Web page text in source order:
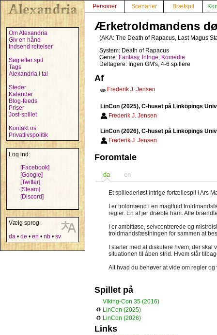
Om Alexandria
Giv en hånd
Indsend rettelser
Søg efter spil
Tags
Alexandria i tal
Steder
Kalender
Blog-feeds
Priser
Jost-spillet
Kontakt os
Privatlivspolitik
Log ind:
[Facebook]
[Google]
[Twitter]
[Steam]
[Discord]
Vælg sprog:
da • de • en • nb • sv
Personer Scenarier Brætspil
Ærketroldmandens
(AKA: The Death of Rapacus, Last Magus
System: Death of Rapacus
Genre: Fantasy, Intrige, Komedie
Deltagere: Ingen GM's, 4-6 spillere
Af
✏️ Frederik J. Jensen
LinCon (2025), C-huset på Linköpings
Frederik J. Jensen
LinCon (2026), C-huset på Linköpings
Frederik J. Jensen
Foromtale
da en
Et spillederløst intrige-fortællespil i Ars
I er troldmænd i en magtfuld
regler. En af jer dræbte ham. Alle
I er ambitiøse, selvcentrerede og
troldmandsfæstningen for sammen at
I starter med at diskutere hvem, der
situationen til åben strid. Hvem står
Alt hvad du behøver at vide om regler
Spillet på
Viking-Con 35 (2016)
♻ LinCon (2025)
♻ LinCon (2026)
Links